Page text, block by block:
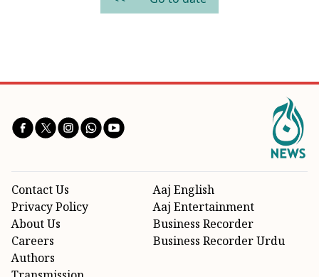
Aaj English
Aaj Entertainment
Business Recorder
Business Recorder Urdu
Contact Us
Privacy Policy
About Us
Careers
Authors